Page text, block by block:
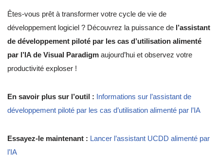
Êtes-vous prêt à transformer votre cycle de vie de
développement logiciel ? Découvrez la puissance de l’assistant
de développement piloté par les cas d’utilisation alimenté
par l’IA de Visual Paradigm aujourd’hui et observez votre
productivité exploser !
En savoir plus sur l’outil : Informations sur l’assistant de
développement piloté par les cas d’utilisation alimenté par l’IA
Essayez-le maintenant : Lancer l’assistant UCDD alimenté par
l’IA